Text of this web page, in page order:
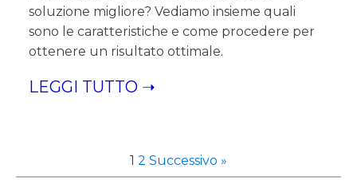
soluzione migliore? Vediamo insieme quali
sono le caratteristiche e come procedere per
ottenere un risultato ottimale.
LEGGI TUTTO ➝
1 2 Successivo »